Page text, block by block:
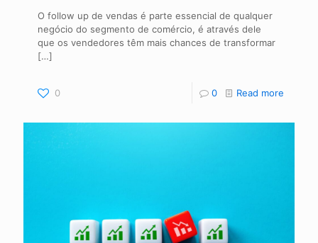
O follow up de vendas é parte essencial de qualquer
negócio do segmento de comércio, é através dele
que os vendedores têm mais chances de transformar
[…]
0 0 Read more